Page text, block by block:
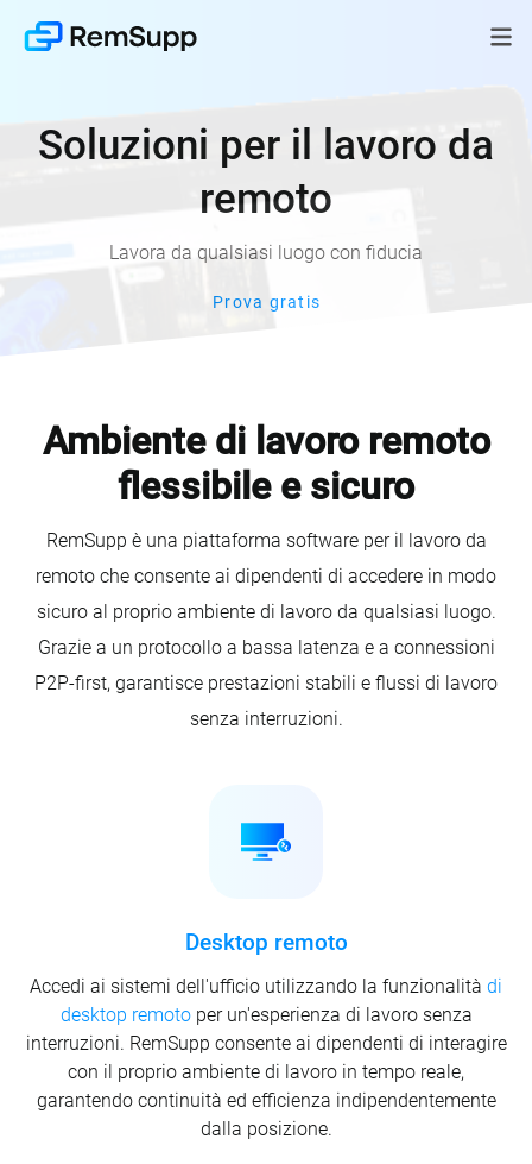
Soluzioni per il lavoro da
remoto
Lavora da qualsiasi luogo con fiducia
Prova gratis
Ambiente di lavoro remoto
flessibile e sicuro
RemSupp è una piattaforma software per il lavoro da
remoto che consente ai dipendenti di accedere in modo
sicuro al proprio ambiente di lavoro da qualsiasi luogo.
Grazie a un protocollo a bassa latenza e a connessioni
P2P-first, garantisce prestazioni stabili e flussi di lavoro
senza interruzioni.
Desktop remoto
Accedi ai sistemi dell'ufficio utilizzando la funzionalità di
desktop remotoper un'esperienza di lavoro senza
interruzioni. RemSupp consente ai dipendenti di interagire
con il proprio ambiente di lavoro in tempo reale,
garantendo continuità ed efficienza indipendentemente
dalla posizione.